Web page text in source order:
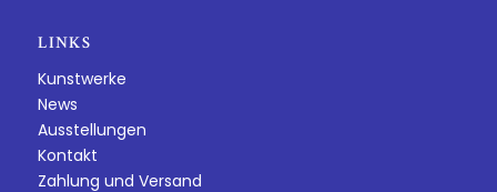
LINKS
Kunstwerke
News
Ausstellungen
Kontakt
Zahlung und Versand